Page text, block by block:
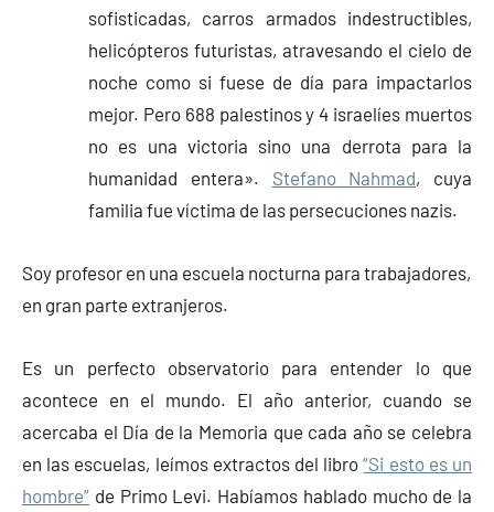
sofisticadas, carros armados indestructibles,
helicópteros futuristas, atravesando el cielo de
noche como si fuese de día para impactarlos
mejor. Pero 688 palestinos y 4 israelíes muertos
no es una victoria sino una derrota para la
humanidad entera». Stefano Nahmad, cuya
familia fue víctima de las persecuciones nazis.
Soy profesor en una escuela nocturna para trabajadores,
en gran parte extranjeros.
Es un perfecto observatorio para entender lo que
acontece en el mundo. El año anterior, cuando se
acercaba el Día de la Memoria que cada año se celebra
en las escuelas, leímos extractos del libro“Si esto es un
hombre” de Primo Levi. Habíamos hablado mucho de la